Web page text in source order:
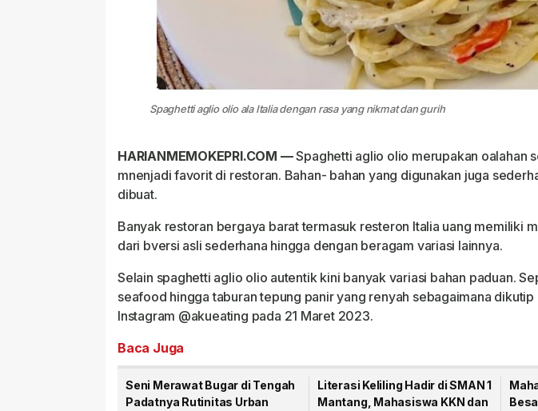
Spaghetti aglio olio ala Italia dengan rasa yang nikmat dan gurih
HARIANMEMOKEPRI.COM —Spaghetti aglio olio merupakan oalahan
mnenjadi favorit di restoran. Bahan- bahan yang digunakan juga
dibuat.
Banyak restoran bergaya barat termasuk resteron Italia uang memiliki
dari bversi asli sederhana hingga dengan beragam variasi lainnya.
Selain spaghetti aglio olio autentik kini banyak variasi bahan paduan.
seafood hingga taburan tepung panir yang renyah sebagaimana
Instagram @akueating pada 21 Maret 2023.
Baca Juga
Seni Merawat Bugar di Tengah
Padatnya Rutinitas Urban
Literasi Keliling Hadir di SMAN 1
Mantang, Mahasiswa KKN dan